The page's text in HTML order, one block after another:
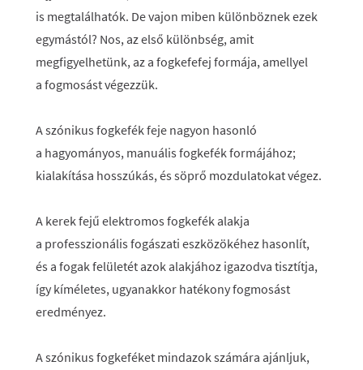
is megtalálhatók. De vajon miben különböznek ezek
egymástól? Nos, az első különbség, amit
megfigyelhetünk, az a fogkefefej formája, amellyel
a fogmosást végezzük.
A szónikus fogkefék feje nagyon hasonló
a hagyományos, manuális fogkefék formájához;
kialakítása hosszúkás, és söprő mozdulatokat végez.
A kerek fejű elektromos fogkefék alakja
a professzionális fogászati eszközökéhez hasonlít,
és a fogak felületét azok alakjához igazodva tisztítja,
így kíméletes, ugyanakkor hatékony fogmosást
eredményez.
A szónikus fogkeféket mindazok számára ajánljuk,